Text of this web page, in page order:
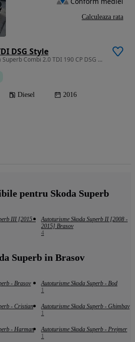
DSG Style
1968 cm3 • 190 CP • Škoda Superb Combi 2.0 TDI 190 CP DSG | 2016 | Style | Parbriz Încălzi
Diesel 2016
Calculeaza rata
pentru Skoda Superb
III [2015 -
Autoturisme Skoda Superb II [2008 -
2015] Brasov
4
Superb in Brasov
- Brasov
Autoturisme Skoda Superb - Bod
1
- Cristian
Autoturisme Skoda Superb - Ghimbav
1
- Harman
Autoturisme Skoda Superb - Prejmer
1